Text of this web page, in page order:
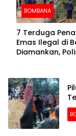
BOMBANA
7 Terduga
Emas Ilegal di
Diamankan,